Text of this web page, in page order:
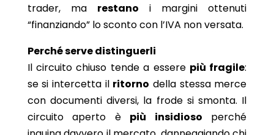
trader, ma restano i margini ottenuti
“finanziando” lo sconto con l’IVA non versata.
Perché serve distinguerli
Il circuito chiuso tende a essere più fragile:
se si intercetta il ritorno della stessa merce
con documenti diversi, la frode si smonta. Il
circuito aperto è più insidioso perché